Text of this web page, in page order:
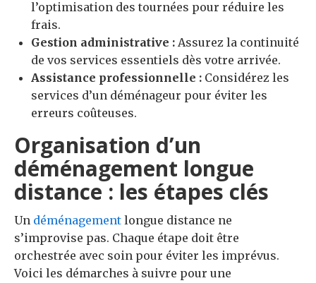
l’optimisation des tournées pour réduire les
frais.
Gestion administrative : Assurez la continuité
de vos services essentiels dès votre arrivée.
Assistance professionnelle : Considérez les
services d’un déménageur pour éviter les
erreurs coûteuses.
Organisation d’un
déménagement longue
distance : les étapes clés
Un déménagement longue distance ne
s’improvise pas. Chaque étape doit être
orchestrée avec soin pour éviter les imprévus.
Voici les démarches à suivre pour une